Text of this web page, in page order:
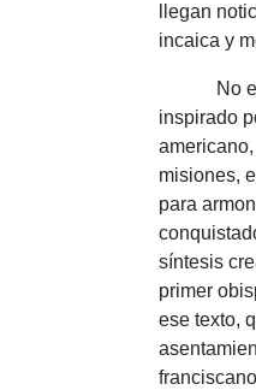
llegan
incaica y
No es
inspirado
misiones,
para
síntesis
primer
ese texto,